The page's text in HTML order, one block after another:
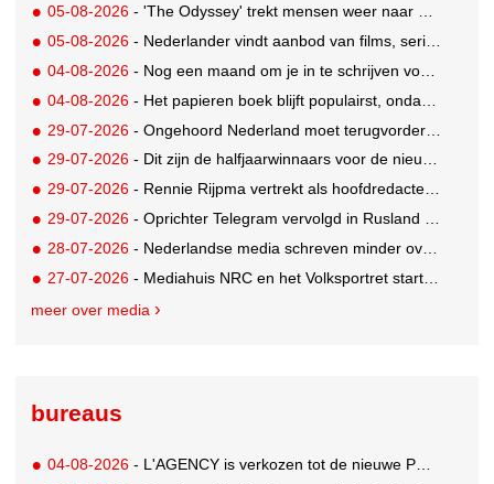
05-08-2026 - 'The Odyssey' trekt mensen weer naar de bioscoop
05-08-2026 - Nederlander vindt aanbod van films, series en sport vaak versnipperd
04-08-2026 - Nog een maand om je in te schrijven voor de Mercurs 2026
04-08-2026 - Het papieren boek blijft populairst, ondanks digitale alternatieven
29-07-2026 - Ongehoord Nederland moet terugvordering betalen aan Commissariaat voor de Media
29-07-2026 - Dit zijn de halfjaarwinnaars voor de nieuwe Ster Goede Loeki 2026
29-07-2026 - Rennie Rijpma vertrekt als hoofdredacteur van het AD
29-07-2026 - Oprichter Telegram vervolgd in Rusland voor 'hulp aan terroristen'
28-07-2026 - Nederlandse media schreven minder over dit WK
27-07-2026 - Mediahuis NRC en het Volksportret starten strategisch partnership voor AI-gedreven marktonderzoek
meer over media
bureaus
04-08-2026 - L'AGENCY is verkozen tot de nieuwe PR-partner van KoRo